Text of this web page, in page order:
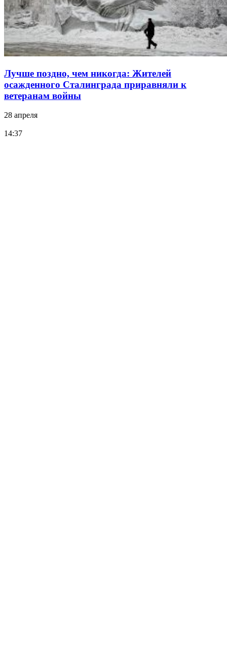
Лучше поздно, чем никогда: Жителей
осажденного Сталинграда приравняли к
ветеранам войны
28 апреля
14:37